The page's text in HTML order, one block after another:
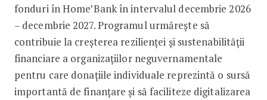
fonduri în Home’Bank în intervalul decembrie 2026
– decembrie 2027. Programul urmărește să
contribuie la creșterea rezilienței și sustenabilității
financiare a organizațiilor neguvernamentale
pentru care donațiile individuale reprezintă o sursă
importantă de finanțare și să faciliteze digitalizarea